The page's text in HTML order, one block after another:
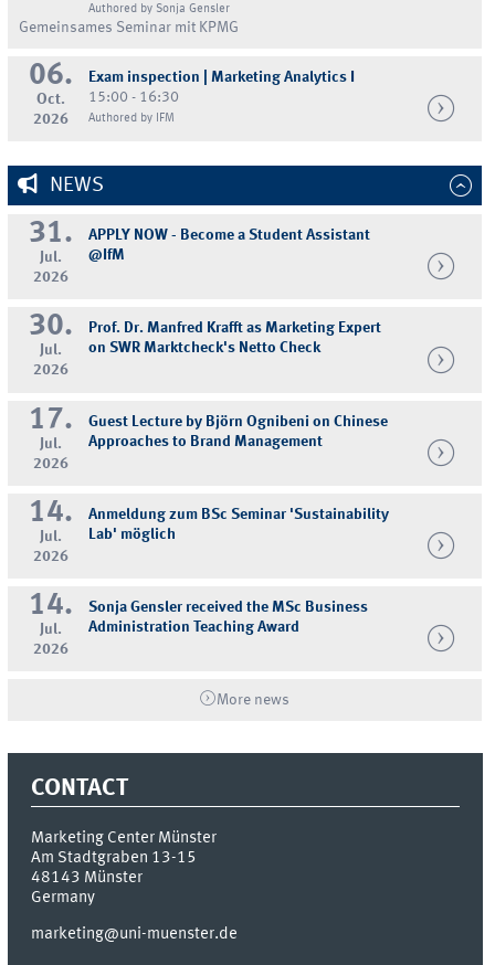
Authored by Sonja Gensler
Gemeinsames Seminar mit KPMG
06.
Oct.
2026
Exam inspection | Marketing Analytics I
15:00 - 16:30
Authored by IFM
NEWS
31.
Jul.
2026
APPLY NOW - Become a Student Assistant
@IfM
30.
Jul.
2026
Prof. Dr. Manfred Krafft as Marketing Expert
on SWR Marktcheck's Netto Check
17.
Jul.
2026
Guest Lecture by Björn Ognibeni on Chinese
Approaches to Brand Management
14.
Jul.
2026
Anmeldung zum BSc Seminar 'Sustainability
Lab' möglich
14.
Jul.
2026
Sonja Gensler received the MSc Business
Administration Teaching Award
More news
CONTACT
Marketing Center Münster
Am Stadtgraben 13-15
48143 Münster
Germany
marketing@uni-muenster.de